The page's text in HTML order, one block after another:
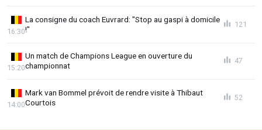
La consigne du coach Euvrard: "Stop au gaspi à domicile
!"
16:30
121
Un match de Champions League en ouverture du
championnat
15:20
47
Mark van Bommel prévoit de rendre visite à Thibaut
Courtois
14:00
52